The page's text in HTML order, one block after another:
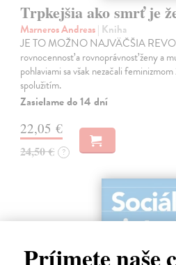
Trpkejšia ako smrť je
Marneros Andreas| Kniha
JE TO MOŽNO NAJVÄČŠIA
rovnocennosť a rovnoprávnosť ženy a
pohlaviami sa však nezačali
spolužitím.
Zasielame do 14 dní
22,05 €
24,50 € ?